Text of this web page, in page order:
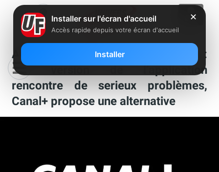
Abonnés Freebox avec myCanal :
une version de l’application
rencontre de serieux problèmes,
Canal+ propose une alternative
✕
Installer sur l'écran d'accueil
Accès rapide depuis votre écran d'accueil
Installer